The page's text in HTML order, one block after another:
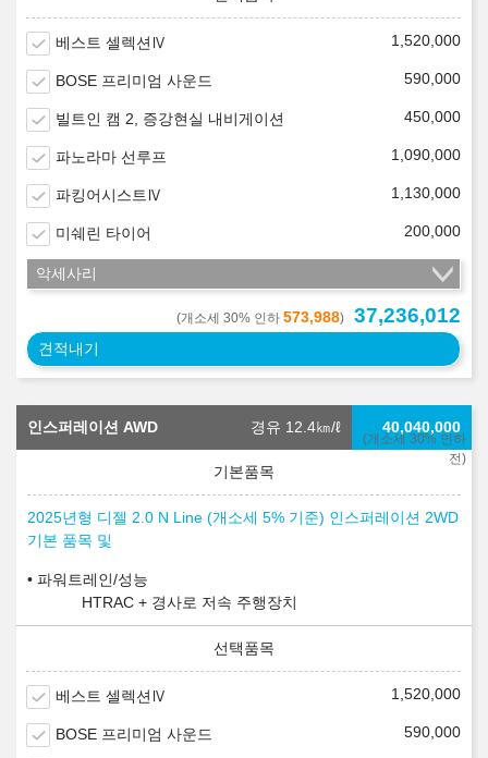
베스트 셀렉션Ⅳ 1,520,000
BOSE 프리미엄 사운드 590,000
빌트인 캠 2, 증강현실 내비게이션 450,000
파노라마 선루프 1,090,000
파킹어시스트Ⅳ 1,130,000
미쉐린 타이어 200,000
악세사리
(개소세 30% 인하 573,988) 37,236,012
견적내기
인스퍼레이션 AWD 경유 12.4㎞/ℓ
(개소세 30% 인하
전)
40,040,000
2025년형 디젤 2.0 N Line (개소세 5% 기준) 인스퍼레이션 2WD
기본 품목 및
파워트레인/성능
HTRAC + 경사로 저속 주행장치
베스트 셀렉션Ⅳ 1,520,000
BOSE 프리미엄 사운드 590,000